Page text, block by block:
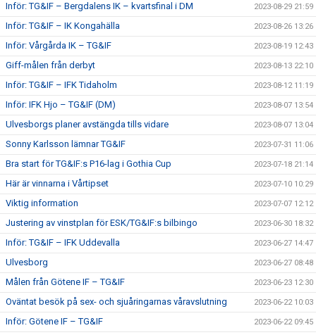
Inför: TG&IF – Bergdalens IK – kvartsfinal i DM 2023-08-29 21:59
Inför: TG&IF – IK Kongahälla 2023-08-26 13:26
Inför: Vårgårda IK – TG&IF 2023-08-19 12:43
Giff-målen från derbyt 2023-08-13 22:10
Inför: TG&IF – IFK Tidaholm 2023-08-12 11:19
Inför: IFK Hjo – TG&IF (DM) 2023-08-07 13:54
Ulvesborgs planer avstängda tills vidare 2023-08-07 13:04
Sonny Karlsson lämnar TG&IF 2023-07-31 11:06
Bra start för TG&IF:s P16-lag i Gothia Cup 2023-07-18 21:14
Här är vinnarna i Vårtipset 2023-07-10 10:29
Viktig information 2023-07-07 12:12
Justering av vinstplan för ESK/TG&IF:s bilbingo 2023-06-30 18:32
Inför: TG&IF – IFK Uddevalla 2023-06-27 14:47
Ulvesborg 2023-06-27 08:48
Målen från Götene IF – TG&IF 2023-06-23 12:30
Oväntat besök på sex- och sjuåringarnas våravslutning 2023-06-22 10:03
Inför: Götene IF – TG&IF 2023-06-22 09:45